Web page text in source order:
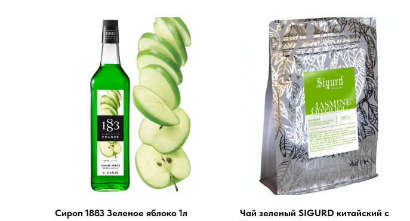
Сироп 1883 Зеленое яблоко 1л
Чай зеленый SIGURD китайский с